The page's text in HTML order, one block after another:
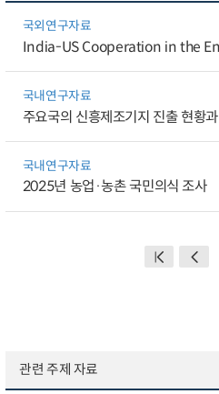
국외연구자료
India-US Cooperation in the
국내연구자료
주요국의 신흥제조기지 진출 현황
국내연구자료
2025년 농업·농촌 국민의식 조사
관련 주제 자료